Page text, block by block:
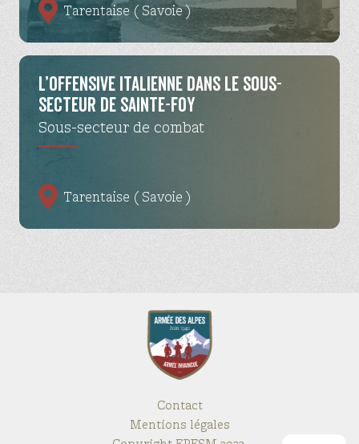
Tarentaise ( Savoie )
L’offensive italienne dans le sous-
secteur de Sainte-Foy
Sous-secteur de combat
Tarentaise ( Savoie )
Contact
Mentions légales